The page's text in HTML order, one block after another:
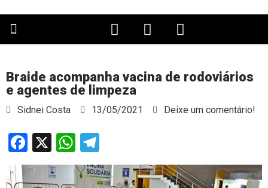
Braide acompanha vacina de rodoviários
e agentes de limpeza
Sidnei Costa 13/05/2021 Deixe um comentário!
Facebook
X WhatsApp